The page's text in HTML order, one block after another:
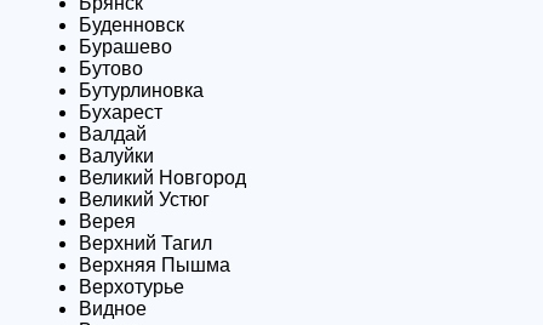
Буденновск
Бурашево
Бутово
Бутурлиновка
Бухарест
Валдай
Валуйки
Великий Новгород
Великий Устюг
Верея
Верхний Тагил
Верхняя Пышма
Верхотурье
Видное